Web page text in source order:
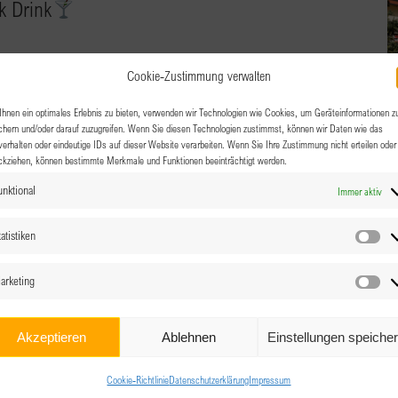
Cookie-Zustimmung verwalten
ein optimales Erlebnis zu bieten, verwenden wir Technologien wie Cookies, um Geräteinformationen
und/oder darauf zuzugreifen. Wenn Sie diesen Technologien zustimmst, können wir Daten wie das
oder eindeutige IDs auf dieser Website verarbeiten. Wenn Sie Ihre Zustimmung nicht erteilen oder
können bestimmte Merkmale und Funktionen beeinträchtigt werden.
Immer aktiv
Akzeptieren Ablehnen Einstellungen
Cookie-RichtlinieDatenschutzerklärungImpressum
Drink
Zeit verbringen und uns über berufliche Ziele,
und vieles mehr austauschen… Sei dabei und [...]